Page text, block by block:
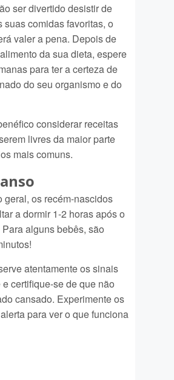
ser divertido desistir de
suas comidas favoritas, o
valer a pena. Depois de
da sua dieta, espere
para ter a certeza de
do seu organismo e do
considerar receitas
livres da maior parte
mais comuns.
geral, os recém-nascidos
a dormir 1-2 horas após o
Para alguns bebês, são
atentamente os sinais
certifique-se de que não
cansado. Experimente os
para ver o que funciona